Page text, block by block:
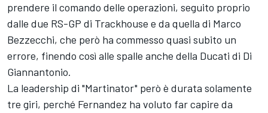
prendere il comando delle operazioni, seguito proprio
dalle due RS-GP di Trackhouse e da quella di Marco
Bezzecchi, che però ha commesso quasi subito un
errore, finendo così alle spalle anche della Ducati di Di
Giannantonio.
La leadership di "Martinator" però è durata solamente
tre giri, perché Fernandez ha voluto far capire da